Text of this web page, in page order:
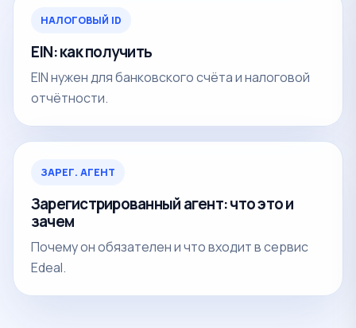
НАЛОГОВЫЙ ID
EIN: как получить
EIN нужен для банковского счёта и налоговой
отчётности.
ЗАРЕГ. АГЕНТ
Зарегистрированный агент: что это и
зачем
Почему он обязателен и что входит в сервис
Edeal.